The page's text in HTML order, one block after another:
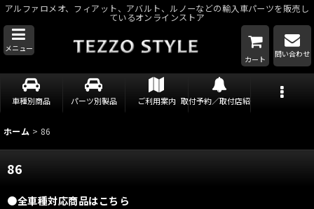
アルファロメオ、フィアット、アバルト、ルノーなどの輸入車パーツを販売し
ているオンラインストア
メニュー
カート
問い合わせ
車種別商品 パーツ別製品 ご利用案内 取付予約／取付店紹介
ホーム > 86
86
●全車種対応商品はこちら